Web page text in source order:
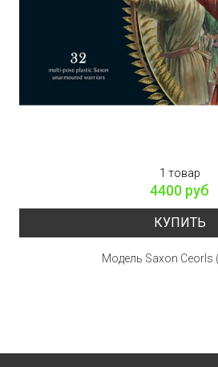
1 товар
4400 руб
КУПИТЬ
Модель Saxon Ceorls